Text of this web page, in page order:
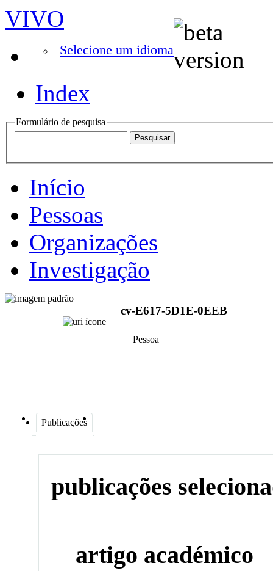
VIVO
Selecione um idioma
Index
Formulário de pesquisa
Início
Pessoas
Organizações
Investigação
cv-E617-5D1E-0EEB
Pessoa
Publicações
publicações
artigo académico